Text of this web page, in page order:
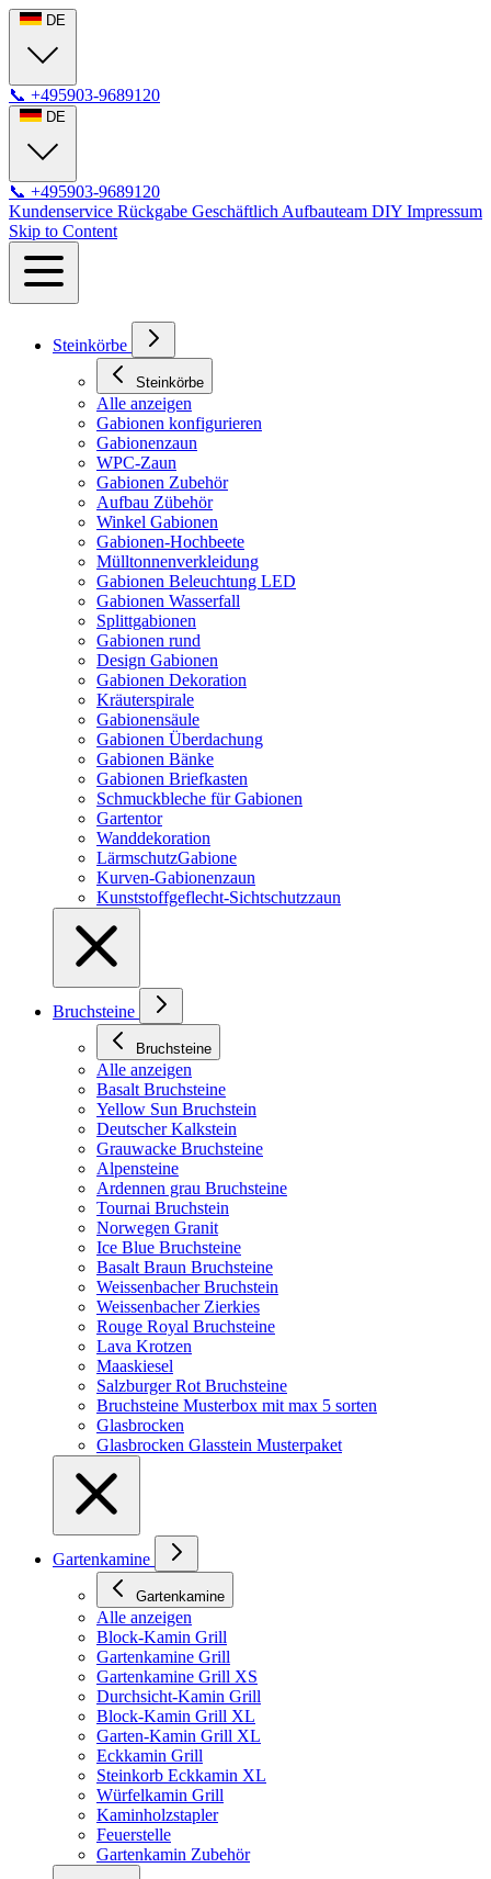
DE
📞 +495903-9689120
DE
📞 +495903-9689120
Kundenservice Rückgabe Geschäftlich Aufbauteam DIY Impressum
Skip to Content
Steinkörbe
Steinkörbe
Alle anzeigen
Gabionen konfigurieren
Gabionenzaun
WPC-Zaun
Gabionen Zubehör
Aufbau Zübehör
Winkel Gabionen
Gabionen-Hochbeete
Mülltonnenverkleidung
Gabionen Beleuchtung LED
Gabionen Wasserfall
Splittgabionen
Gabionen rund
Design Gabionen
Gabionen Dekoration
Kräuterspirale
Gabionensäule
Gabionen Überdachung
Gabionen Bänke
Gabionen Briefkasten
Schmuckbleche für Gabionen
Gartentor
Wanddekoration
LärmschutzGabione
Kurven-Gabionenzaun
Kunststoffgeflecht-Sichtschutzzaun
Bruchsteine
Bruchsteine
Alle anzeigen
Basalt Bruchsteine
Yellow Sun Bruchstein
Deutscher Kalkstein
Grauwacke Bruchsteine
Alpensteine
Ardennen grau Bruchsteine
Tournai Bruchstein
Norwegen Granit
Ice Blue Bruchsteine
Basalt Braun Bruchsteine
Weissenbacher Bruchstein
Weissenbacher Zierkies
Rouge Royal Bruchsteine
Lava Krotzen
Maaskiesel
Salzburger Rot Bruchsteine
Bruchsteine Musterbox mit max 5 sorten
Glasbrocken
Glasbrocken Glasstein Musterpaket
Gartenkamine
Gartenkamine
Alle anzeigen
Block-Kamin Grill
Gartenkamine Grill
Gartenkamine Grill XS
Durchsicht-Kamin Grill
Block-Kamin Grill XL
Garten-Kamin Grill XL
Eckkamin Grill
Steinkorb Eckkamin XL
Würfelkamin Grill
Kaminholzstapler
Feuerstelle
Gartenkamin Zubehör